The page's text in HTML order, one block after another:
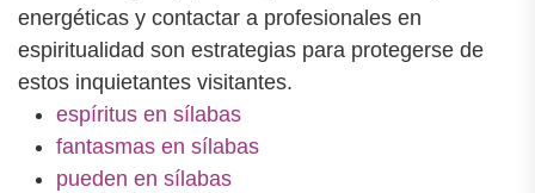
energéticas y contactar a profesionales en
espiritualidad son estrategias para protegerse de
estos inquietantes visitantes.
espíritus en sílabas
fantasmas en sílabas
pueden en sílabas